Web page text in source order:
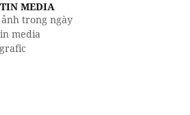
MEDIA
trong ngày
media